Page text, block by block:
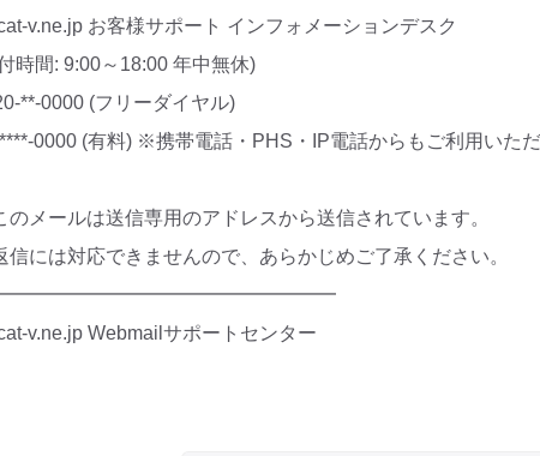
v.ne.jp お客様サポート インフォメーションデスク
時間: 9:00～18:00 年中無休)
**-0000 (フリーダイヤル)
0000 (有料) ※携帯電話・PHS・IP電話からもご利用いただ
メールは送信専用のアドレスから送信されています。
信には対応できませんので、あらかじめご了承ください。
v.ne.jp Webmailサポートセンター